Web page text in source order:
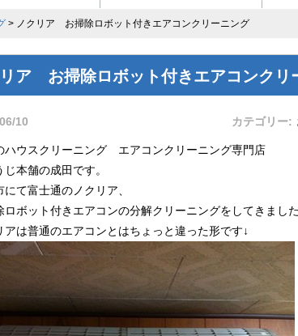
> ノクリア お掃除ロボット付きエアコンクリーニング
ア お掃除ロボット付きエアコンクリ
10 カテゴリー
ハウスクリーニング エアコンクリーニング専門店
じ本舗の成田です。
にて富士通のノクリア、
ロボット付きエアコンの分解クリーニングをしてきまし
アは普通のエアコンとはちょっと違った形です↓